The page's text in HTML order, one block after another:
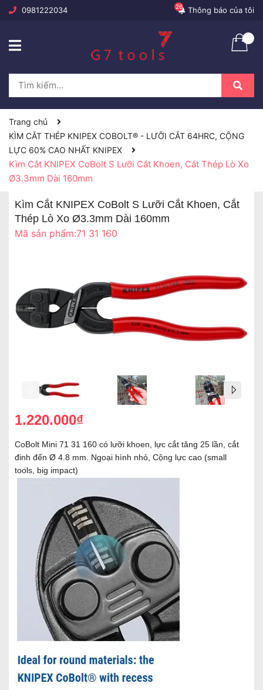
0981222034 Thông báo của tôi
26
Trang chủ
KÌM CẮT THÉP KNIPEX COBOLT® - LƯỠI CẮT 64HRC, CỘNG
LỰC 60% CAO NHẤT KNIPEX
Kìm Cắt KNIPEX CoBolt S Lưỡi Cắt Khoen, Cắt Thép Lò Xo
Ø3.3mm Dài 160mm
Kìm Cắt KNIPEX CoBolt S Lưỡi Cắt Khoen, Cắt
Thép Lò Xo Ø3.3mm Dài 160mm
Mã sản phẩm:71 31 160
1.220.000₫
CoBolt Mini 71 31 160 có lưỡi khoen, lực cắt tăng 25 lần, cắt
đinh đến Ø 4.8 mm. Ngoại hình nhỏ, Cộng lực cao (small
tools, big impact)